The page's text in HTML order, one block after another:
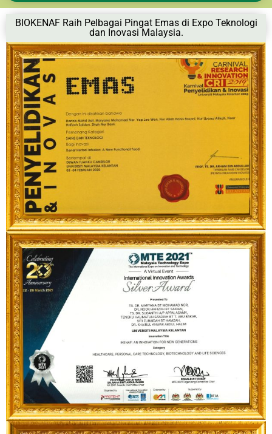
BIOKENAF Raih Pelbagai Pingat Emas di Expo Teknologi
dan Inovasi Malaysia.